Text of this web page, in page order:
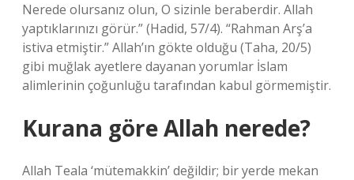
Nerede olursanız olun, O sizinle beraberdir. Allah
yaptıklarınızı görür.” (Hadid, 57/4). “Rahman Arş’a
istiva etmiştir.” Allah’ın gökte olduğu (Taha, 20/5)
gibi muğlak ayetlere dayanan yorumlar İslam
alimlerinin çoğunluğu tarafından kabul görmemiştir.
Kurana göre Allah nerede?
Allah Teala ‘mütemakkin’ değildir; bir yerde mekan